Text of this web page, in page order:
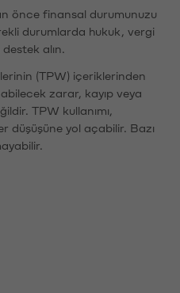
önce finansal durumunuzu
durumlarda hukuk, vergi
destek alın.
(TPW) içeriklerinden
zarar, kayıp veya
TPW kullanımı,
düşüşüne yol açabilir. Bazı